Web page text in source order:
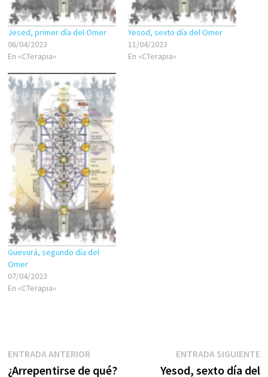
Jesed, primer día del Omer
06/04/2023
En «CTerapia»
Yesod, sexto día del Omer
11/04/2023
En «CTerapia»
Guevurá, segundo día del
Omer
07/04/2023
En «CTerapia»
Navegación
ENTRADA ANTERIOREntrada
anterior:
¿Arrepentirse de qué?
ENTRADA SIGUIENTE
Yesod, sexto día del